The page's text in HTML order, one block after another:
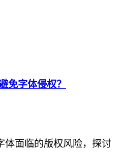
免字体侵权？
体面临的版权风险，探讨